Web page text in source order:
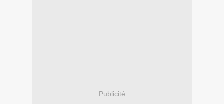
Publicité